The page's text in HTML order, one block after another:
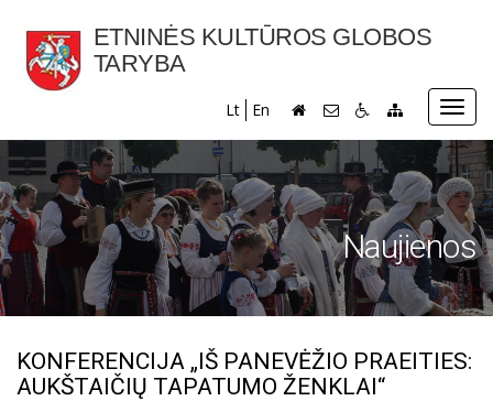
ETNINĖS KULTŪROS GLOBOS
TARYBA
Lt En
Naujienos
KONFERENCIJA „IŠ PANEVĖŽIO PRAEITIES:
AUKŠTAIČIŲ TAPATUMO ŽENKLAI“